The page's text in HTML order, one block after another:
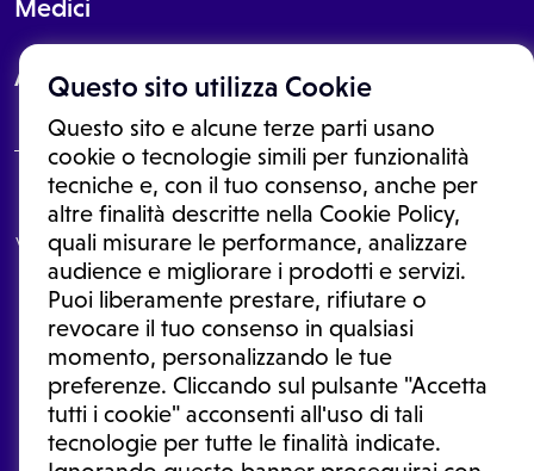
Questo sito utilizza Cookie
Questo sito e alcune terze parti usano
cookie o tecnologie simili per funzionalità
tecniche e, con il tuo consenso, anche per
altre finalità descritte nella Cookie Policy,
quali misurare le performance, analizzare
audience e migliorare i prodotti e servizi.
Puoi liberamente prestare, rifiutare o
revocare il tuo consenso in qualsiasi
momento, personalizzando le tue
preferenze. Cliccando sul pulsante "Accetta
tutti i cookie" acconsenti all'uso di tali
tecnologie per tutte le finalità indicate.
Medici
About
Le informazioni proposte in questo sito non sono un consulto medico.
In nessun caso, queste informazioni sostituiscono un consulto, una
visita o una diagnosi formulata dal medico. Non si devono considerare
le informazioni disponibili come suggerimenti per la formulazione di
una diagnosi, la determinazione di un trattamento o l'assunzione o
sospensione di un farmaco senza prima consultare un medico di
medicina generale o uno specialista.
Condizioni di utilizzo|Privacy Policy |Gestione cookie
Ⓒ 2026 | Tutti i diritti riservati.